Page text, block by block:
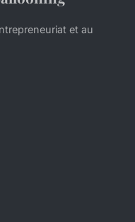
et au